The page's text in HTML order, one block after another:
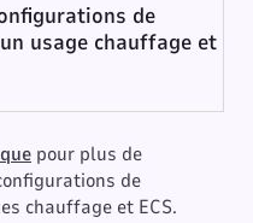
de
usage chauffage et
pour plus de
de
chauffage et ECS.